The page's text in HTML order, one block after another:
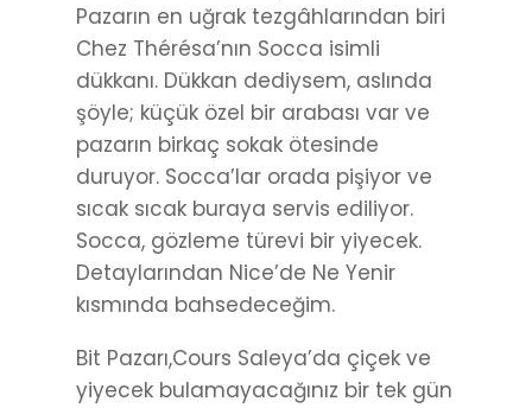
Pazarın en uğrak tezgâhlarından biri
Chez Thérésa’nın Socca isimli
dükkanı. Dükkan dediysem, aslında
şöyle; küçük özel bir arabası var ve
pazarın birkaç sokak ötesinde
duruyor. Socca’lar orada pişiyor ve
sıcak sıcak buraya servis ediliyor.
Socca, gözleme türevi bir yiyecek.
Detaylarından Nice’de Ne Yenir
kısmında bahsedeceğim.
Bit Pazarı,Cours Saleya’da çiçek ve
yiyecek bulamayacağınız bir tek gün